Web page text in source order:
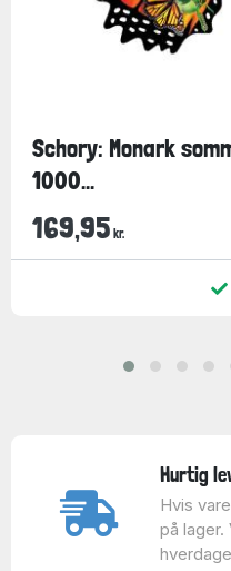
Schory: Monark
1000...
169,95 kr.
Hurtig
Hvis
på lager.